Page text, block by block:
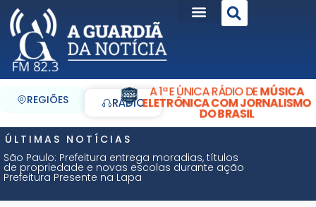
REGIÕES RÁDIO
A 1ª E ÚNICA RÁDIO DEMÚSICA
ELETRÔNICA COM JORNALISMO
DO BRASIL
ÚLTIMAS NOTÍCIAS
São Paulo: Prefeitura entrega moradias, títulos
de propriedade e novas escolas durante ação
Prefeitura Presente na Lapa